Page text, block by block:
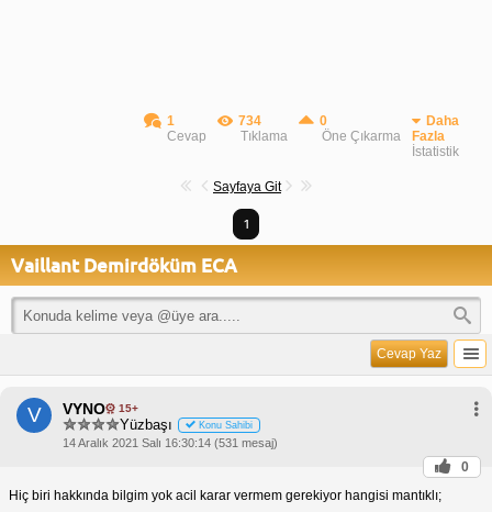
1
Cevap
734
Tıklama
0
Öne Çıkarma
Daha
Fazla
İstatistik
Sayfaya Git
1
Vaillant Demirdöküm ECA
Cevap Yaz
V VYNO 15+
Yüzbaşı Konu Sahibi
14 Aralık 2021 Salı 16:30:14 (531 mesaj)
0
Hiç biri hakkında bilgim yok acil karar vermem gerekiyor hangisi mantıklı;